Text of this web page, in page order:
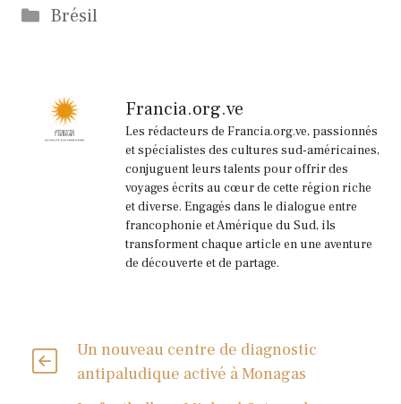
Catégories
Brésil
Francia.org.ve
Les rédacteurs de Francia.org.ve, passionnés
et spécialistes des cultures sud-américaines,
conjuguent leurs talents pour offrir des
voyages écrits au cœur de cette région riche
et diverse. Engagés dans le dialogue entre
francophonie et Amérique du Sud, ils
transforment chaque article en une aventure
de découverte et de partage.
Un nouveau centre de diagnostic
antipaludique activé à Monagas